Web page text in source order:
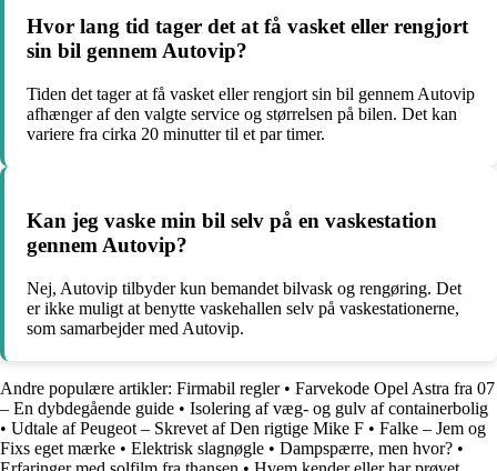
Hvor lang tid tager det at få vasket eller rengjort
sin bil gennem Autovip?
Tiden det tager at få vasket eller rengjort sin bil gennem Autovip
afhænger af den valgte service og størrelsen på bilen. Det kan
variere fra cirka 20 minutter til et par timer.
Kan jeg vaske min bil selv på en vaskestation
gennem Autovip?
Nej, Autovip tilbyder kun bemandet bilvask og rengøring. Det
er ikke muligt at benytte vaskehallen selv på vaskestationerne,
som samarbejder med Autovip.
Andre populære artikler: Firmabil regler• Farvekode Opel Astra fra 07
– En dybdegående guide • Isolering af væg- og gulv af containerbolig
• Udtale af Peugeot – Skrevet af Den rigtige Mike F • Falke – Jem og
Fixs eget mærke • Elektrisk slagnøgle • Dampspærre, men hvor? •